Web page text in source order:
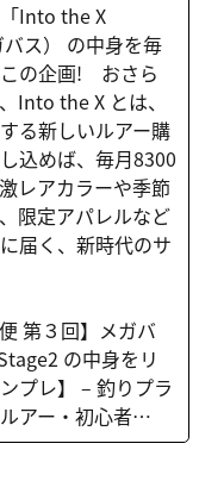
Into the X
ス） の中身を毎
の企画! おさら
Into the X とは、
る新しいルアー購
込めば、毎月8300
レアカラーや季節
限定アパレルなど
届く、新時代のサ
第３回】メガバ
の中身をリ
プレ】 – 釣りプラ
アー・初心者…